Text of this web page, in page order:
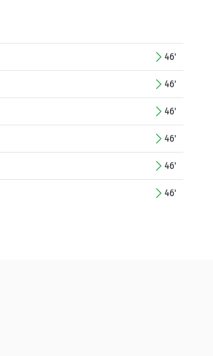
46'
46'
46'
46'
46'
46'